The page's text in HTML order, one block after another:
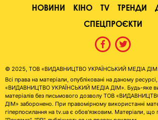
НОВИНИ КІНО TV ТРЕНДИ
СПЕЦПРОЄКТИ
© 2025, ТОВ «ВИДАВНИЦТВО УКРАЇНСЬКИЙ МЕДІА ДІМ».
Всі права на матеріали, опубліковані на даному
«ВИДАВНИЦТВО УКРАЇНСЬКИЙ МЕДІА ДІМ». Будь-яке
матеріалів без письмового дозволу ТОВ
ДІМ» заборонено. При правомірному використанні
гіперпосилання на tv.ua є обов'язковим. Матеріали, що